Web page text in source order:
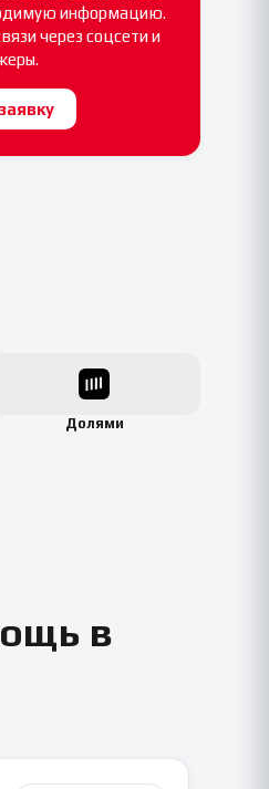
информацию.
через соцсети и
Долями
в